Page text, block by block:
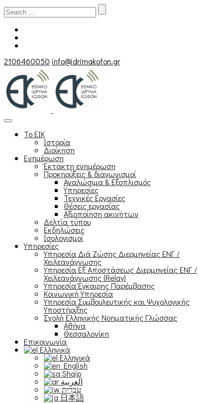
Search
for:
2106460050 info@idrimakofon.gr
Το ΕΙΚ
Ιστορία
Διοίκηση
Ενημέρωση
Έκτακτη ενημέρωση
Προκηρύξεις & διαγωνισμοί
Αναλώσιμα & Εξοπλισμός
Υπηρεσίες
Τεχνικές Εργασίες
Θέσεις εργασίας
Αξιοποίηση ακινήτων
Δελτία τύπου
Εκδηλώσεις
Ισολογισμοί
Υπηρεσίες
Υπηρεσία Διά Ζώσης Διερμηνείας ΕΝΓ /
Χειλεανάγνωσης
Υπηρεσία Εξ Αποστάσεως Διερμηνείας ΕΝΓ /
Χειλεανάγνωσης (Relay)
Υπηρεσία Έγκαιρης Παρέμβασης
Κοινωνική Υπηρεσία
Υπηρεσία Συμβουλευτικής και Ψυχολογικής
Υποστήριξης
Σχολή Ελληνικής Νοηματικής Γλώσσας
Αθήνα
Θεσσαλονίκη
Επικοινωνία
Ελληνικά
Ελληνικά
English
Shqip
العربية
עִבְרִית
日本語